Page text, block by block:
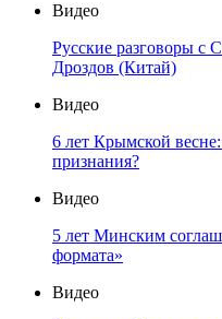
Видео
Русские разговоры с
Дроздов (Китай)
Видео
6 лет Крымской
признания?
Видео
5 лет Минским
формата»
Видео